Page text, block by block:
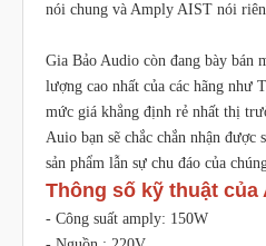
nói chung và Amply AIST nói
Gia Bảo Audio còn đang bày bán
lượng cao nhất của các hãng
mức giá khẳng định rẻ nhất thị
Auio bạn sẽ chắc chắn nhận được
sản phẩm lẫn sự chu đáo của
Thông số kỹ thuật của
- Công suất amply: 150W